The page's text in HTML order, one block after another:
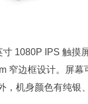
寸 1080P IPS 触摸
窄边框设计。屏幕
，机身颜色有纯银